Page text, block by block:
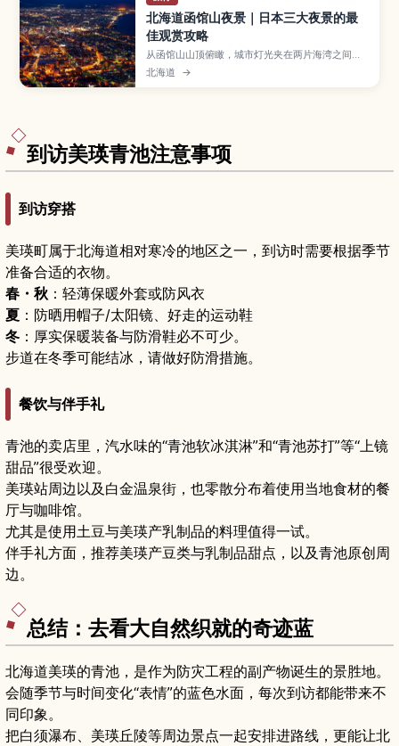
北海道函馆山夜景｜日本三大夜景的最
佳观赏攻略
从函馆山山顶俯瞰，城市灯光夹在两片海湾之间，
构成日本三大夜景之一的经典画面。本文介绍如何
搭乘缆车、巴士或自驾前往山顶展望台，日落与“魔
北海道 →
到访美瑛青池注意事项
到访穿搭
美瑛町属于北海道相对寒冷的地区之一，到访时需要根据季节
准备合适的衣物。
春・秋 ：轻薄保暖外套或防风衣
夏 ：防晒用帽子/太阳镜、好走的运动鞋
冬 ：厚实保暖装备与防滑鞋必不可少。
步道在冬季可能结冰，请做好防滑措施。
餐饮与伴手礼
青池的卖店里，汽水味的“青池软冰淇淋”和“青池苏打”等“上镜
甜品”很受欢迎。
美瑛站周边以及白金温泉街，也零散分布着使用当地食材的餐
厅与咖啡馆。
尤其是使用土豆与美瑛产乳制品的料理值得一试。
伴手礼方面，推荐美瑛产豆类与乳制品甜点，以及青池原创周
边。
总结：去看大自然织就的奇迹蓝
北海道美瑛的青池，是作为防灾工程的副产物诞生的景胜地。
会随季节与时间变化“表情”的蓝色水面，每次到访都能带来不
同印象。
把白须瀑布、美瑛丘陵等周边景点一起安排进路线，更能让北